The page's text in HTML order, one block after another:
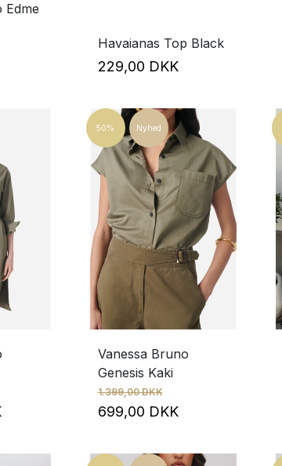
Edme
Havaianas Top Black
229,00 DKK
50% Nyhed
Vanessa Bruno
Genesis Kaki
1.399,00 DKK
699,00 DKK